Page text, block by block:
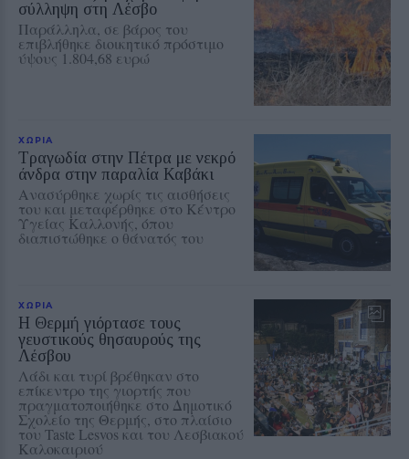
σύλληψη στη Λέσβο
Παράλληλα, σε βάρος του
επιβλήθηκε διοικητικό πρόστιμο
ύψους 1.804,68 ευρώ
ΧΩΡΙΑ
Τραγωδία στην Πέτρα με νεκρό
άνδρα στην παραλία Καβάκι
Ανασύρθηκε χωρίς τις αισθήσεις
του και μεταφέρθηκε στο Κέντρο
Υγείας Καλλονής, όπου
διαπιστώθηκε ο θάνατός του
ΧΩΡΙΑ
Η Θερμή γιόρτασε τους
γευστικούς θησαυρούς της
Λέσβου
Λάδι και τυρί βρέθηκαν στο
επίκεντρο της γιορτής που
πραγματοποιήθηκε στο Δημοτικό
Σχολείο της Θερμής, στο πλαίσιο
του Taste Lesvos και του Λεσβιακού
Καλοκαιριού